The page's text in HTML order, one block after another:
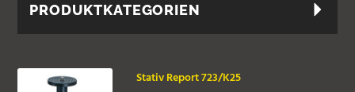
PRODUKTKATEGORIEN
Stativ Report 723/K25